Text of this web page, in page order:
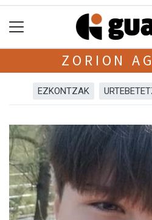
ZORION
EZKONTZAK